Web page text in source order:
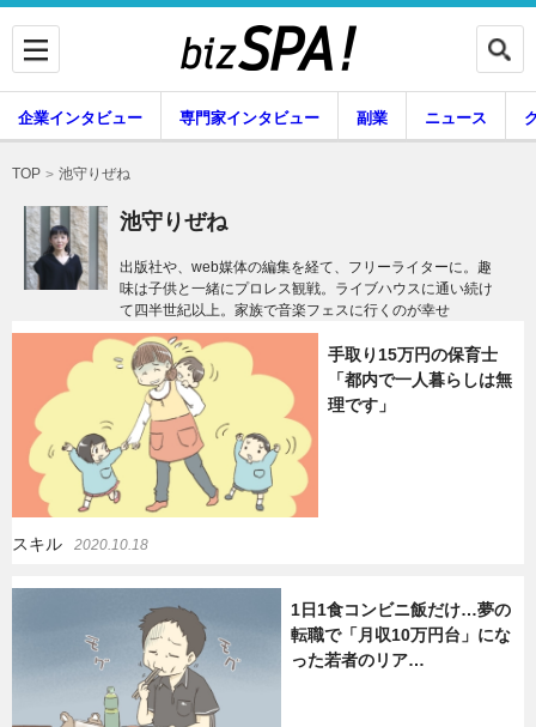
企業インタビュー 専門家インタビュー
副業 ニュース
グルメ
企業インタビュー 専門家インタビュー 副業 ニュース
暮らし エンタメ
TOP 池守りぜね
池守りぜね
出版社や、web媒体の編集を経て、フリーライターに。趣
味は子供と一緒にプロレス観戦。ライブハウスに通い続け
て四半世紀以上。家族で音楽フェスに行くのが幸せ
手取り15万円の保育士
「都内で一人暮らしは無
理です」
スキル 2020.10.18
1日1食コンビニ飯だけ…夢の
転職で「月収10万円台」にな
った若者のリア…